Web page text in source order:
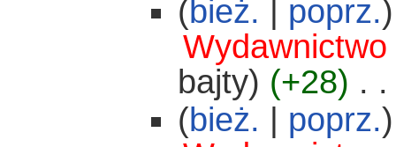
(bież. poprz.)
Wydawnictwo
bajty) (+28) . .
(bież. poprz.)